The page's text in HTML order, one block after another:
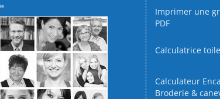
Imprimer une
PDF
Calculatrice
Calculateur
Broderie &